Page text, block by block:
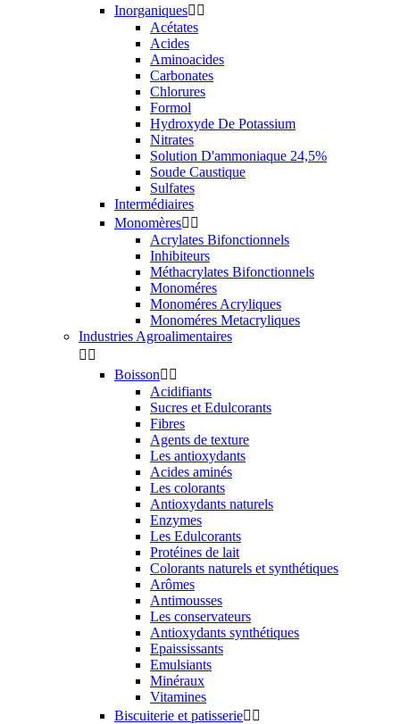
Inorganiques 
Acétates
Acides
Aminoacides
Carbonates
Chlorures
Formol
Hydroxyde De Potassium
Nitrates
Solution D'ammoniaque 24,5%
Soude Caustique
Sulfates
Intermédiaires
Monomères 
Acrylates Bifonctionnels
Inhibiteurs
Méthacrylates Bifonctionnels
Monoméres
Monoméres Acryliques
Monoméres Metacryliques
Industries Agroalimentaires
 
Boisson 
Acidifiants
Sucres et Edulcorants
Fibres
Agents de texture
Les antioxydants
Acides aminés
Les colorants
Antioxydants naturels
Enzymes
Les Edulcorants
Protéines de lait
Colorants naturels et synthétiques
Arômes
Antimousses
Les conservateurs
Antioxydants synthétiques
Epaississants
Emulsiants
Minéraux
Vitamines
Biscuiterie et patisserie 